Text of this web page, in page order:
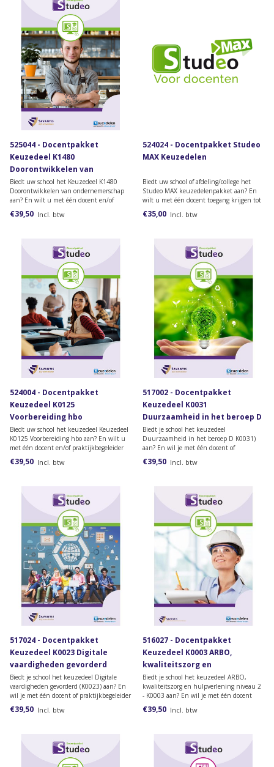
525044 - Docentpakket
Keuzedeel K1480
Doorontwikkelen van
ondernemerschap
Biedt uw school het Keuzedeel K1480
Doorontwikkelen van ondernemerschap
aan? En wilt u met één docent en/of
praktijkbegeleider toegang krijgen tot het
docentenmateriaal? Dan heeft u dit
€39,50 Incl. btw
524024 - Docentpakket Studeo
MAX Keuzedelen
Biedt uw school of afdeling/college het
Studeo MAX keuzedelenpakket aan? En
wilt u met één docent toegang krijgen tot
het docentmateriaal? Dan heeft u dit
docentpakket nodig.
€35,00 Incl. btw
524004 - Docentpakket
Keuzedeel K0125
Voorbereiding hbo
Biedt uw school het keuzedeel Keuzedeel
K0125 Voorbereiding hbo aan? En wilt u
met één docent en/of praktijkbegeleider
toegang krijgen tot het
docentenmateriaal? Dan heeft u dit
€39,50 Incl. btw
517002 - Docentpakket
Keuzedeel K0031
Duurzaamheid in het beroep D
Biedt je school het keuzedeel
Duurzaamheid in het beroep D K0031)
aan? En wil je met één docent of
praktijkbegeleider toegang krijgen tot het
docentenmateriaal? Dan heb je dit
€39,50 Incl. btw
517024 - Docentpakket
Keuzedeel K0023 Digitale
vaardigheden gevorderd
Biedt je school het keuzedeel Digitale
vaardigheden gevorderd (K0023) aan? En
wil je met één docent of praktijkbegeleider
toegang krijgen tot het
docentenmateriaal? Dan heb je dit
€39,50 Incl. btw
516027 - Docentpakket
Keuzedeel K0003 ARBO,
kwaliteitszorg en
hulpverlening geschikt voor
niveau 2
Biedt je school het keuzedeel ARBO,
kwaliteitszorg en hulpverlening niveau 2
- K0003 aan? En wil je met één docent
en/of praktijkbegeleider toegang krijgen
tot het docentenmateriaal? Dan heb je dit
€39,50 Incl. btw